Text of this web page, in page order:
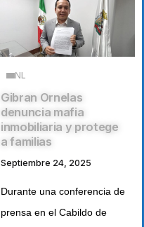
NL
Gibran Ornelas
denuncia mafia
inmobiliaria y protege
a familias
Septiembre 24, 2025
Durante una conferencia de
prensa en el Cabildo de